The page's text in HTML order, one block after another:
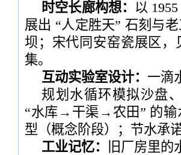
时空长廊构想： 以
展出 “人定胜天” 石刻与
坝；宋代同安窑瓷展区
集。
互动实验室设计： 一滴
规划水循环模拟沙盘
“水库→干渠→农田” 的输
型（概念阶段）；节水承
工业记忆：
旧厂房里的